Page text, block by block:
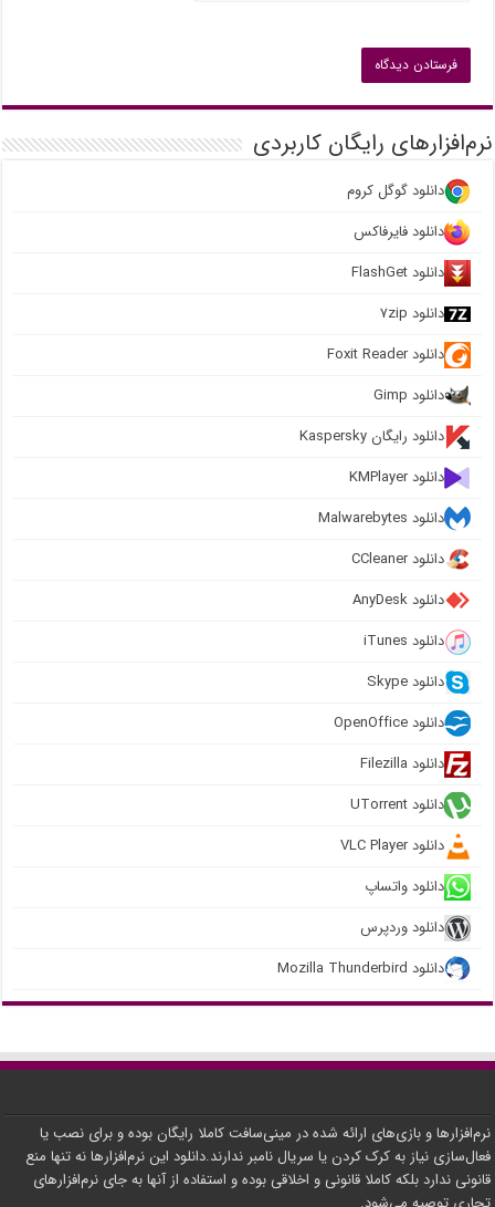
نرم‌افزارهای رایگان کاربردی
دانلود گوگل کروم
دانلود فایرفاکس
دانلود FlashGet
دانلود ۷zip
دانلود Foxit Reader
دانلود Gimp
دانلود رایگان Kaspersky
دانلود KMPlayer
دانلود Malwarebytes
دانلود CCleaner
دانلود AnyDesk
دانلود iTunes
دانلود Skype
دانلود OpenOffice
دانلود Filezilla
دانلود UTorrent
دانلود VLC Player
دانلود واتساپ
دانلود وردپرس
دانلود Mozilla Thunderbird
نرم‌افزارها و بازی‌های ارائه شده در مینی‌سافت کاملا رایگان بوده و برای نصب یا
فعال‌سازی نیاز به کرک کردن یا سریال نامبر ندارند.دانلود این نرم‌افزارها نه تنها منع
قانونی ندارد بلکه کاملا قانونی و اخلاقی بوده و استفاده از آنها به جای نرم‌افزارهای